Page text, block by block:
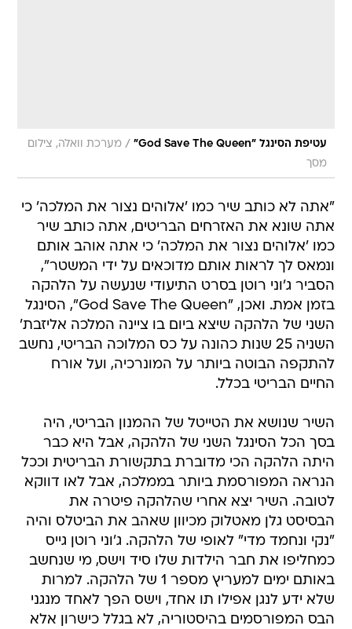
עטיפת הסינגל "God Save The Queen" / מערכת וואלה, צילום
מסך
"אתה לא כותב שיר כמו 'אלוהים נצור את המלכה' כי
אתה שונא את האזרחים הבריטים, אתה כותב שיר
כמו 'אלוהים נצור את המלכה' כי אתה אוהב אותם 
ונמאס לך לראות אותם מדוכאים על ידי המשטר",
הסביר ג'וני רוטן בסרט התיעודי שנעשה על הלהקה
בזמן אמת. ואכן, "God Save The Queen", הסינגל
השני של הלהקה שיצא ביום בו ציינה המלכה אליזבת'
השניה 25 שנות כהונה על כס המלוכה הבריטי, נחשב
להתקפה הבוטה ביותר על המונרכיה, ועל אורח
החיים הבריטי בכלל.
השיר שנושא את הטייטל של ההמנון הבריטי, היה
בסך הכל הסינגל השני של הלהקה, אבל היא כבר
היתה הלהקה הכי מדוברת בתקשורת הבריטית וככל
הנראה המפורסמת ביותר בממלכה, אבל לאו דווקא
לטובה. השיר יצא אחרי שהלהקה פיטרה את
הבסיסט גלן מאטלוק מכיוון שאהב את הביטלס והיה
"נקי ונחמד מדי" לאופי של הלהקה. ג'וני רוטן גייס
כמחליפו את חבר הילדות שלו סיד וישס, מי שנחשב
באותם ימים למעריץ מספר 1 של הלהקה. למרות
שלא ידע לנגן אפילו תו אחד, וישס הפך לאחד מנגני
הבס המפורסמים בהיסטוריה, לא בגלל כישרון אלא